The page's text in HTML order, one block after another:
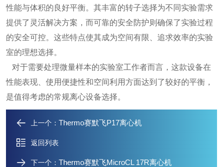
性能与体积的良好平衡。其丰富的转子选择为不同实验需求
提供了灵活解决方案，而可靠的安全防护则确保了实验过程
的安全可控。这些特点使其成为空间有限、追求效率的实验
室的理想选择。
对于需要处理微量样本的实验室工作者而言，这款设备在
性能表现、使用便捷性和空间利用方面达到了较好的平衡，
是值得考虑的常规离心设备选择。
上一个： Thermo赛默飞P17离心机
返回列表
下一个： Thermo赛默飞MicroCL 17R离心机